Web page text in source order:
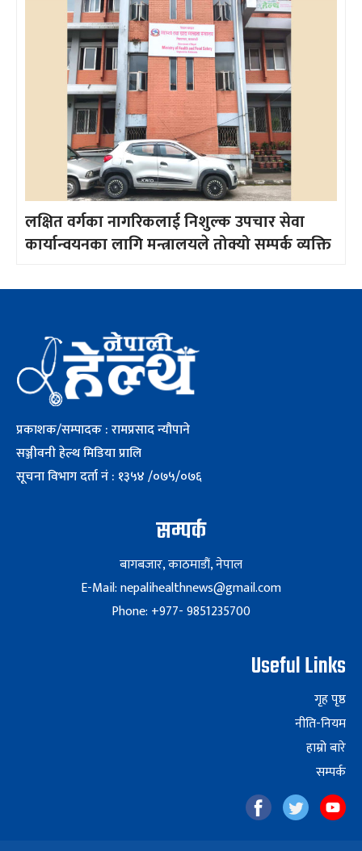
लक्षित वर्गका नागरिकलाई निशुल्क उपचार सेवा
कार्यान्वयनका लागि मन्त्रालयले तोक्यो सम्पर्क व्यक्ति
प्रकाशक/सम्पादक : रामप्रसाद न्यौपाने
सञ्जीवनी हेल्थ मिडिया प्रालि
सूचना विभाग दर्ता नं : १३५४ /०७५/०७६
सम्पर्क
बागबजार, काठमाडौं, नेपाल
E-Mail: nepalihealthnews@gmail.com
Phone: +977- 9851235700
Useful Links
गृह पृष्ठ
नीति-नियम
हाम्रो बारे
सम्पर्क